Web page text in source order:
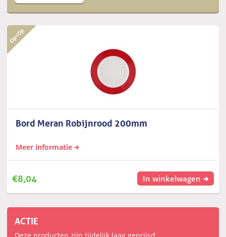
Bord Meran Robijnrood 200mm
Meer informatie
€8,04 In winkelwagen
ACTIE